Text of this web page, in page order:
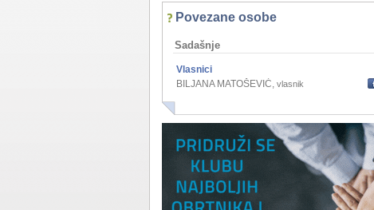
Povezane osobe
Sadašnje
Vlasnici
BILJANA MATOŠEVIĆ, vlasnik